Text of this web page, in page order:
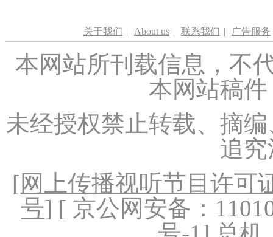
关于我们 | About us | 联系我们 | 广告服务
本网站所刊载信息，不
本网站稿
未经授权禁止转载、摘
追
[网上传播视听节目许可
号] [ 京公网安备：